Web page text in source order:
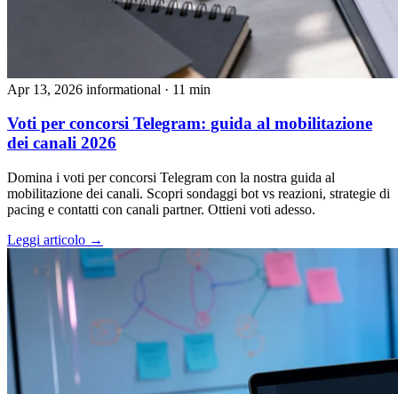
Apr 13, 2026 informational · 11 min
Voti per concorsi Telegram: guida al mobilitazione
dei canali 2026
Domina i voti per concorsi Telegram con la nostra guida al
mobilitazione dei canali. Scopri sondaggi bot vs reazioni, strategie di
pacing e contatti con canali partner. Ottieni voti adesso.
Leggi articolo →